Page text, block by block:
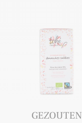
GEZOUTEN